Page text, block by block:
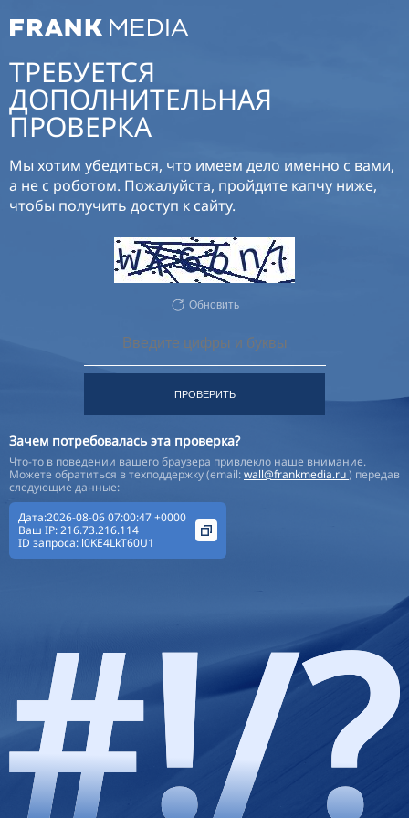
ТРЕБУЕТСЯ
ДОПОЛНИТЕЛЬНАЯ
ПРОВЕРКА
Мы хотим убедиться, что имеем дело именно с вами,
а не с роботом. Пожалуйста, пройдите капчу ниже,
чтобы получить доступ к сайту.
Обновить
ПРОВЕРИТЬ
Зачем потребовалась эта проверка?
Что-то в поведении вашего браузера привлекло наше внимание.
Можете обратиться в техподдержку (email:wall@frankmedia.ru) передав
следующие данные:
Дата:2026-08-06 07:00:47 +0000
Ваш IP:216.73.216.114
ID запроса: l0KE4LkT60U1